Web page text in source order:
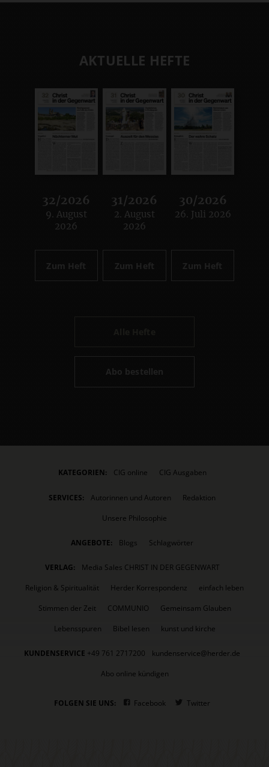
AKTUELLE HEFTE
32/2026
:
9. August
2026
Zum Heft
31/2026
:
2. August
2026
Zum Heft
30/2026
:
26. Juli 2026
Zum Heft
Abo bestellen
KATEGORIEN: CIG online CIG Ausgaben
SERVICES: Autorinnen und Autoren
Redaktion
Unsere Philosophie
ANGEBOTE: Blogs Schlagwörter
VERLAG:
Media Sales CHRIST IN DER GEGENWART
Religion & Spiritualität
Herder Korrespondenz
einfach leben
Stimmen der Zeit
COMMUNIO
Gemeinsam Glauben
Lebensspuren
Bibel lesen kunst und kirche
KUNDENSERVICE +49 761 2717200
kundenservice@herder.de
Abo online kündigen
FOLGEN SIE UNS: Facebook Twitter